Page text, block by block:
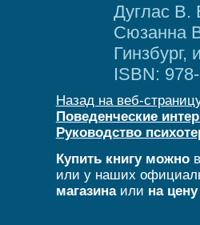
Дуглас В.
Сюзанна
Гинзбург,
ISBN:
Назад на веб-
Поведенческие
Руководство
Купить книгу можнов
или у наших
магазинаили на